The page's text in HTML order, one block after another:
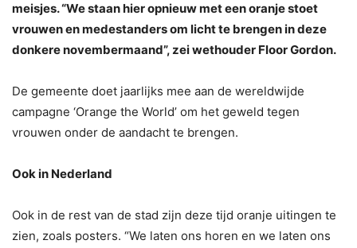
meisjes. “We staan hier opnieuw met een oranje stoet
vrouwen en medestanders om licht te brengen in deze
donkere novembermaand”, zei wethouder Floor Gordon.
De gemeente doet jaarlijks mee aan de wereldwijde
campagne ‘Orange the World’ om het geweld tegen
vrouwen onder de aandacht te brengen.
Ook in Nederland
Ook in de rest van de stad zijn deze tijd oranje uitingen te
zien, zoals posters. “We laten ons horen en we laten ons